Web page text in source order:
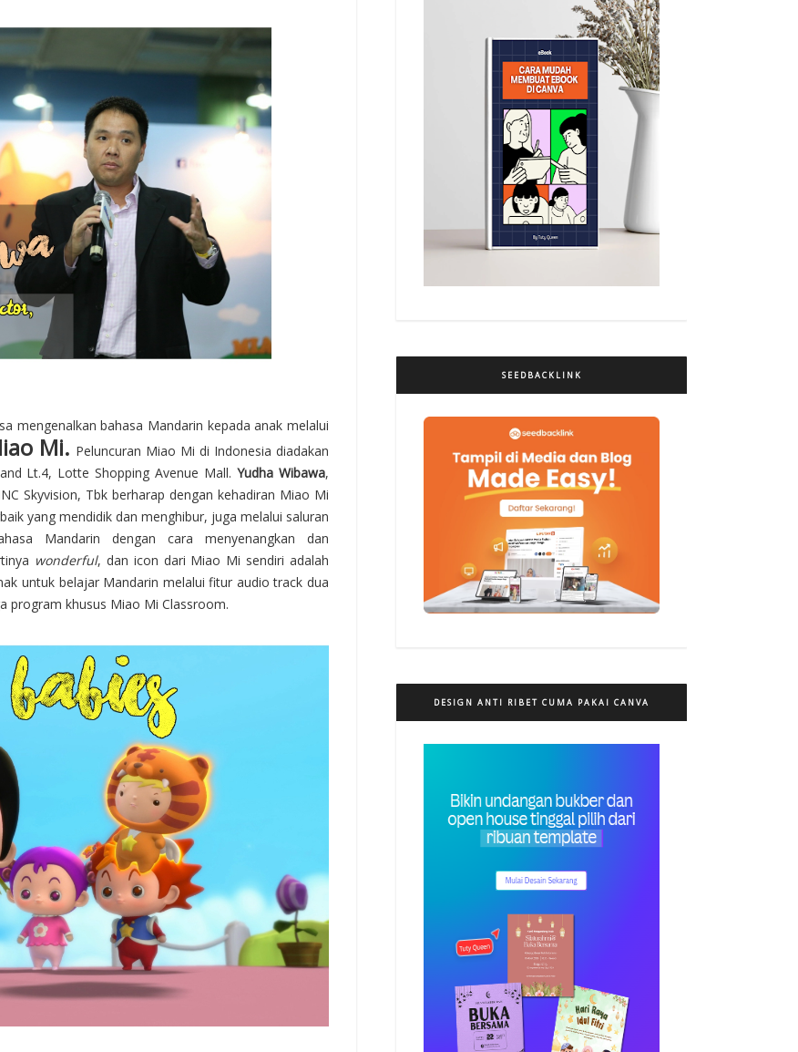
mengenalkan bahasa Mandarin kepada anak melalui
Mi. Peluncuran Miao Mi di Indonesia diadakan
Lt.4, Lotte Shopping Avenue Mall.Yudha Wibawa,
Skyvision, Tbk berharap dengan kehadiran Miao Mi
yang mendidik dan menghibur, juga melalui saluran
Mandarin dengan cara menyenangkan dan
wonderful, dan icon dari Miao Mi sendiri adalah
untuk belajar Mandarin melalui fitur audio track dua
program khusus Miao Mi Classroom.
SEEDBACKLINK
DESIGN ANTI RIBET CUMA PAKAI CANVA